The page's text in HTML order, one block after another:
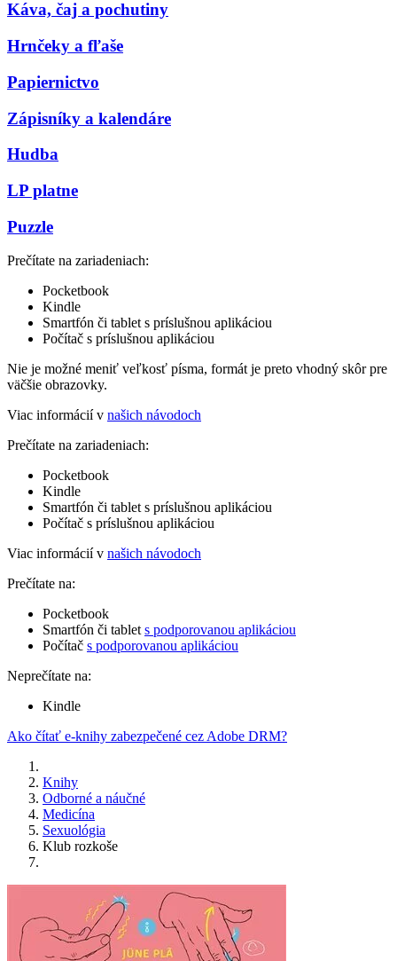
Káva, čaj a pochutiny
Hrnčeky a fľaše
Papiernictvo
Zápisníky a kalendáre
Hudba
LP platne
Puzzle
Prečítate na zariadeniach:
Pocketbook
Kindle
Smartfón či tablet s príslušnou aplikáciou
Počítač s príslušnou aplikáciou
Nie je možné meniť veľkosť písma, formát je preto vhodný skôr pre
väčšie obrazovky.
Viac informácií v našich návodoch
Prečítate na zariadeniach:
Pocketbook
Kindle
Smartfón či tablet s príslušnou aplikáciou
Počítač s príslušnou aplikáciou
Viac informácií v našich návodoch
Prečítate na:
Pocketbook
Smartfón či tablet s podporovanou aplikáciou
Počítač s podporovanou aplikáciou
Neprečítate na:
Kindle
Ako čítať e-knihy zabezpečené cez Adobe DRM?
Knihy
Odborné a náučné
Medicína
Sexuológia
Klub rozkoše